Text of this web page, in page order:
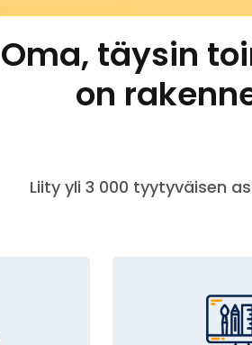
Oma, täysin
on
Liity yli 3 000 tyytyväisen